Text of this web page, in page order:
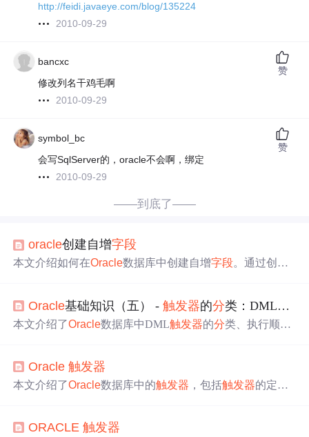
http://feidi.javaeye.com/blog/135224
2010-09-29
bancxc
修改列名干鸡毛啊
2010-09-29
赞
symbol_bc
会写SqlServer的，oracle不会啊，绑定
2010-09-29
赞
——到底了——
oracle创建自增字段
本文介绍如何在Oracle数据库中创建自增字段。通过创建S
Oracle基础知识（五） -触发器的分类：DML触发
本文介绍了Oracle数据库中DML触发器的分类、执行顺
写要素，并给出了创建
Oracle 触发器
本文介绍了Oracle数据库中的触发器 ，包括触发器的定
发器，实现数据修改前后的行为控制。
ORACLE 触发器